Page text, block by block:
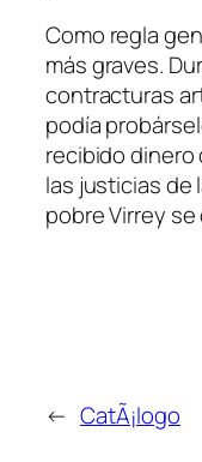
Como regla
más graves.
contracturas
podía
recibido dinero
las justicias de
pobre Virrey
← CatÃ¡logo